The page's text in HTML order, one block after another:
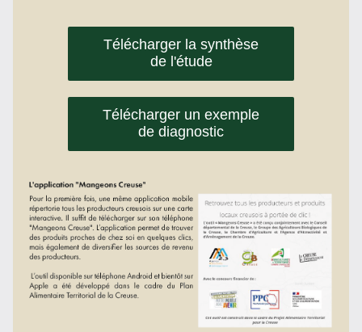
Télécharger la synthèse
de l'étude
Télécharger un exemple
de diagnostic